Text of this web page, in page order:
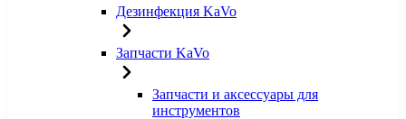
Дезинфекция KaVo
Запчасти KaVo
Запчасти и аксессуары для
инструментов